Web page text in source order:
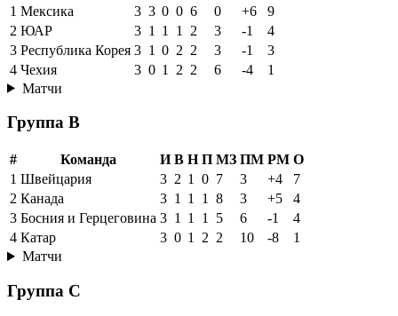
1 Мексика 3 3 0 0 6 0 +6
9
2 ЮАР 3 1 1 1 2 3 -1
4
3 Республика Корея 3 1 0 2 2 3 -1
3
4 Чехия 3 0 1 2 2 6 -4
1
Матчи
Группа B
# Команда И В Н П МЗ ПМ РМ О
1 Швейцария 3 2 1 0 7 3 +4
7
2 Канада 3 1 1 1 8 3 +5
4
3 Босния и Герцеговина 3 1 1 1 5 6 -1
4
4 Катар 3 0 1 2 2 10 -8
1
Матчи
Группа C